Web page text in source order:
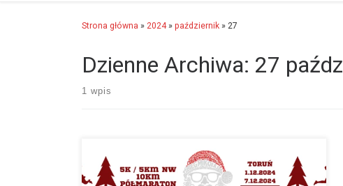
Strona główna » 2024 » październik » 27
Dzienne Archiwa: 27
1 wpis